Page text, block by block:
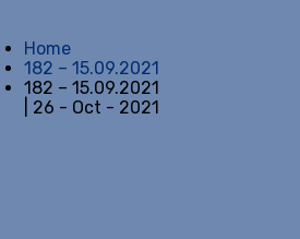
Home
182 – 15.09.2021
182 – 15.09.2021
| 26 - Oct - 2021